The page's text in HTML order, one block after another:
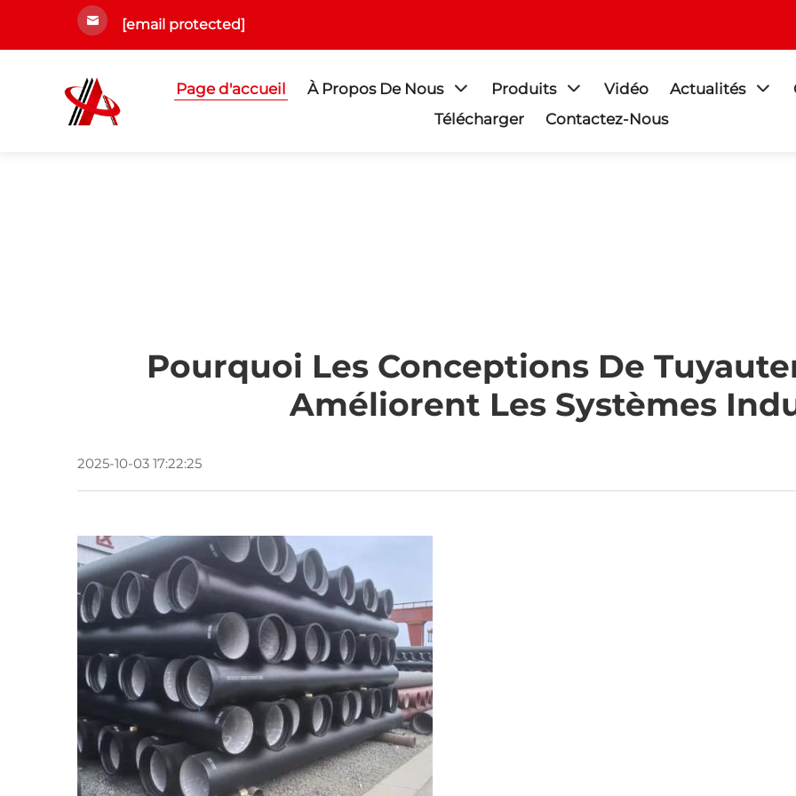
[email protected]
Page d'accueil À Propos De Nous Produits Vidéo Actualités
Télécharger
Contactez-Nous
Pourquoi Les Conceptions De
Améliorent Les Systèmes
2025-10-03 17:22:25